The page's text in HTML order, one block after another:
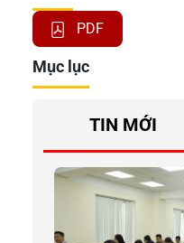
PDF
Mục lục
TIN MỚI